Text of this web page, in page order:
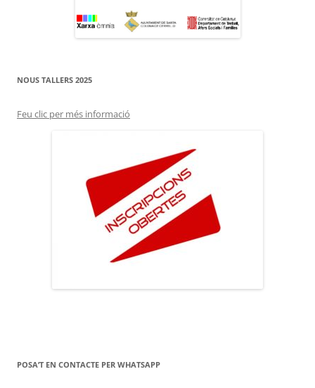
NOUS TALLERS 2025
Feu clic per més informació
POSA’T EN CONTACTE PER WHATSAPP